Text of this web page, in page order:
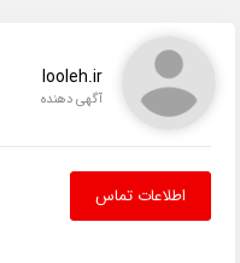
looleh.ir
آگهی دهنده
اطلاعات تماس